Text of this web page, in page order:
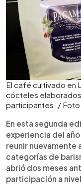
El café cultivado en
cócteles elaborados
participantes. /
En esta segunda
experiencia del
reunir nuevamente
categorías de
abrió dos meses
participación a